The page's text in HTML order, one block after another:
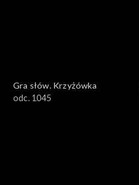
Gra słów. Krzyżówka
odc. 1045